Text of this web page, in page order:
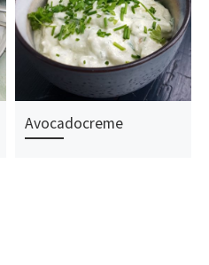
Avocadocreme